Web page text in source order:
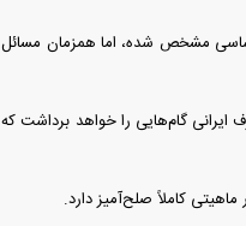
اساسی مشخص شده، اما همزمان مسائل
گام‌هایی را خواهد برداشت که
کاملاً صلح‌آمیز دارد.
کرد